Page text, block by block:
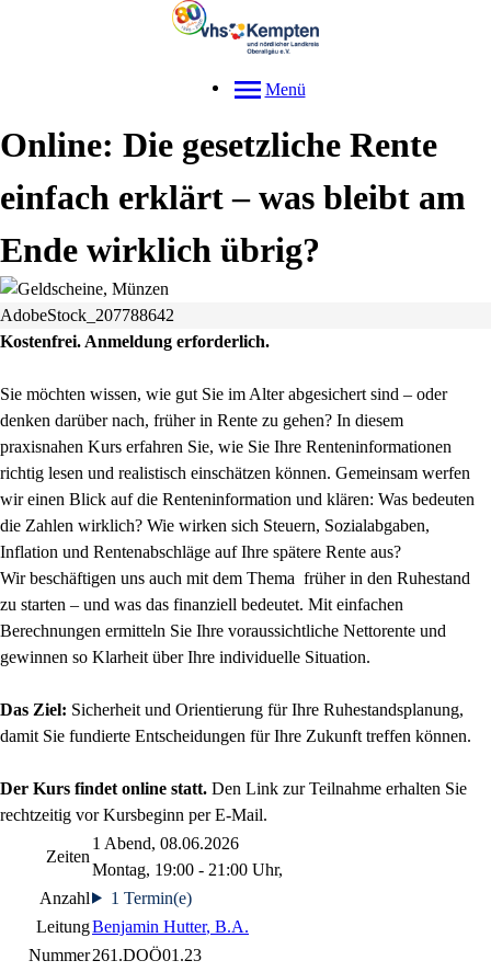
Menü
Online: Die gesetzliche Rente
einfach erklärt – was bleibt am
Ende wirklich übrig?
AdobeStock_207788642
Kostenfrei. Anmeldung erforderlich.
Sie möchten wissen, wie gut Sie im Alter abgesichert sind – oder
denken darüber nach, früher in Rente zu gehen? In diesem
praxisnahen Kurs erfahren Sie, wie Sie Ihre Renteninformationen
richtig lesen und realistisch einschätzen können. Gemeinsam werfen
wir einen Blick auf die Renteninformation und klären: Was bedeuten
die Zahlen wirklich? Wie wirken sich Steuern, Sozialabgaben,
Inflation und Rentenabschläge auf Ihre spätere Rente aus?
Wir beschäftigen uns auch mit dem Thema früher in den Ruhestand
zu starten – und was das finanziell bedeutet. Mit einfachen
Berechnungen ermitteln Sie Ihre voraussichtliche Nettorente und
gewinnen so Klarheit über Ihre individuelle Situation.
Das Ziel: Sicherheit und Orientierung für Ihre Ruhestandsplanung,
damit Sie fundierte Entscheidungen für Ihre Zukunft treffen können.
Der Kurs findet online statt. Den Link zur Teilnahme erhalten Sie
rechtzeitig vor Kursbeginn per E-Mail.
Zeiten
1 Abend, 08.06.2026
Montag, 19:00 - 21:00 Uhr,
Anzahl
1 Termin(e)
LeitungBenjamin Hutter, B.A.
Nummer261.DOÖ01.23